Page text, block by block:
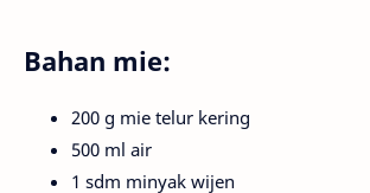
Bahan mie:
200 g mie telur kering
500 ml air
1 sdm minyak wijen